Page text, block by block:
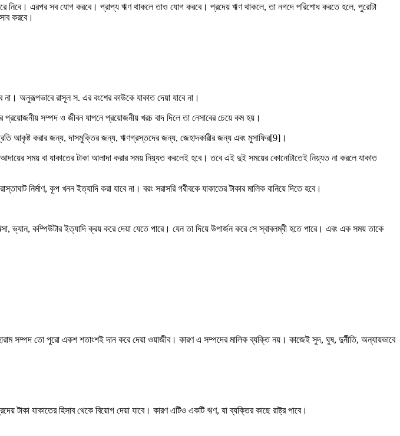
নিবে। এরপর সব যোগ করবে। প্রাপ্য ঋণ থাকলে তাও যোগ করবে। প্রদেয় ঋণ থাকলে, তা নগদে পরিশোধ করতে হলে, পুরোটা
করবে।
না। অনুরূপভাবে রাসূল স. এর বংশের কাউকে যাকাত দেয়া যাবে না।
সম্পদ ও জীবন যাপনে প্রয়োজনীয় খরচ বাদ দিলে তা নেসাবের চেয়ে কম হয়।
আকৃষ্ট করার জন্য, দাসমুক্তির জন্য, ঋণগ্রস্তদের জন্য, জেহাদকারীর জন্য এবং মুসাফির[9]।
সময় বা যাকাতের টাকা আলাদা করার সময় নিয়্যত করলেই হবে। তবে এই দুই সময়ের কোনোটাতেই নিয়্যত না করলে যাকাত
নির্মাণ, কূপ খনন ইত্যাদি করা যাবে না। বরং সরাসরি গরীবকে যাকাতের টাকার মালিক বানিয়ে দিতে হবে।
ভ্যান, কম্পিউটার ইত্যাদি ক্রয় করে দেয়া যেতে পারে। যেন তা দিয়ে উপার্জন করে সে স্বাবলম্বী হতে পারে। এবং এক সময় তাকে
সম্পদ তো পুরো একশ শতাংশই দান করে দেয়া ওয়াজীব। কারণ এ সম্পদের মালিক ব্যক্তি নয়। কাজেই সুদ, ঘুষ, দুর্নীতি, অন্যায়ভাবে
টাকা যাকাতের হিসাব থেকে বিয়োগ দেয়া যাবে। কারণ এটিও একটি ঋণ, যা ব্যক্তির কাছে রাষ্ট্র পাবে।